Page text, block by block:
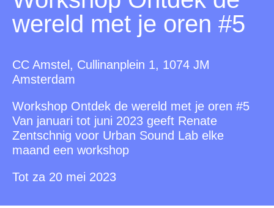
wereld met je oren #5
CC Amstel, Cullinanplein 1, 1074 JM
Amsterdam
Workshop Ontdek de wereld met je oren #5
Van januari tot juni 2023 geeft Renate
Zentschnig voor Urban Sound Lab elke
maand een workshop
Tot za 20 mei 2023